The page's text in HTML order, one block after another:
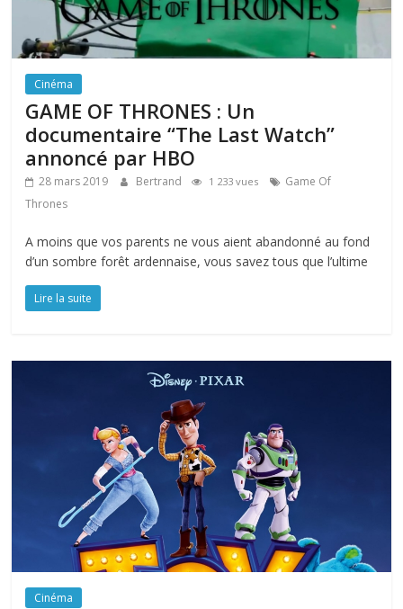
Cinéma
GAME OF THRONES : Un
documentaire “The Last Watch”
annoncé par HBO
28 mars 2019 Bertrand 1 233 vues
Game Of
Thrones
A moins que vos parents ne vous aient abandonné au fond
d’un sombre forêt ardennaise, vous savez tous que l’ultime
Lire la suite
Cinéma